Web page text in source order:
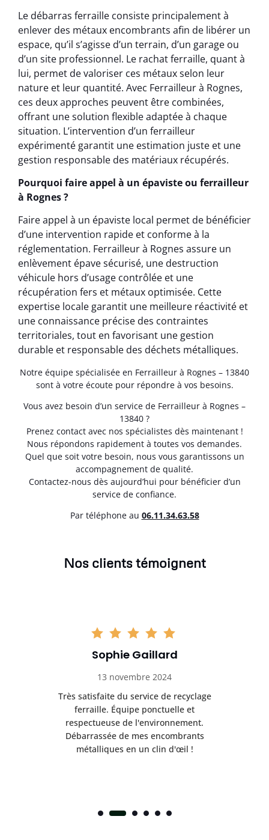
Le débarras ferraille consiste principalement à
enlever des métaux encombrants afin de libérer un
espace, qu’il s’agisse d’un terrain, d’un garage ou
d’un site professionnel. Le rachat ferraille, quant à
lui, permet de valoriser ces métaux selon leur
nature et leur quantité. Avec Ferrailleur à Rognes,
ces deux approches peuvent être combinées,
offrant une solution flexible adaptée à chaque
situation. L’intervention d’un ferrailleur
expérimenté garantit une estimation juste et une
gestion responsable des matériaux récupérés.
Pourquoi faire appel à un épaviste ou ferrailleur
à Rognes ?
Faire appel à un épaviste local permet de bénéficier
d’une intervention rapide et conforme à la
réglementation. Ferrailleur à Rognes assure un
enlèvement épave sécurisé, une destruction
véhicule hors d’usage contrôlée et une
récupération fers et métaux optimisée. Cette
expertise locale garantit une meilleure réactivité et
une connaissance précise des contraintes
territoriales, tout en favorisant une gestion
durable et responsable des déchets métalliques.
Notre équipe spécialisée en Ferrailleur à Rognes – 13840
sont à votre écoute pour répondre à vos besoins.
Vous avez besoin d’un service de Ferrailleur à Rognes –
13840 ?
Prenez contact avec nos spécialistes dès maintenant !
Nous répondons rapidement à toutes vos demandes.
Quel que soit votre besoin, nous vous garantissons un
accompagnement de qualité.
Contactez-nous dès aujourd’hui pour bénéficier d’un
service de confiance.
Par téléphone au 06.11.34.63.58
Nos clients témoignent
Sophie Gaillard
13 novembre 2024
Très satisfaite du service de recyclage
ferraille. Équipe ponctuelle et
respectueuse de l'environnement.
Débarrassée de mes encombrants
métalliques en un clin d'œil !